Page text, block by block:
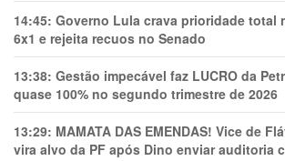
14:45: Governo Lula crava prioridade total
6x1 e rejeita recuos no Senado
13:38: Gestão impecável faz LUCRO da
quase 100% no segundo trimestre de 2026
13:29: MAMATA DAS EMENDAS! Vice de
vira alvo da PF após Dino enviar auditoria